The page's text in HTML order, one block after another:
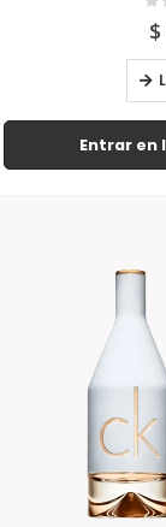
$
Entrar en